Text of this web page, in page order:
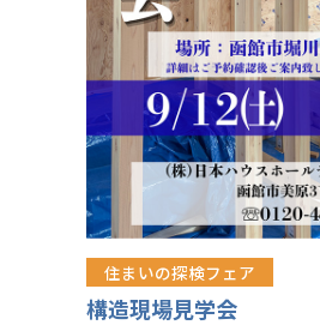
住まいの探検フェア
構造現場見学会